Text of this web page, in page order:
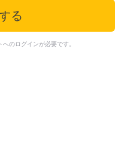
る
のログインが必要です。